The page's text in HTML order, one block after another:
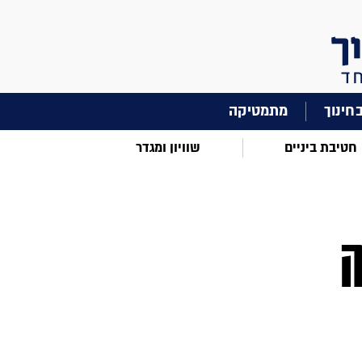
מתמטיקה
חטיבת ביניים שוויון ומגדר